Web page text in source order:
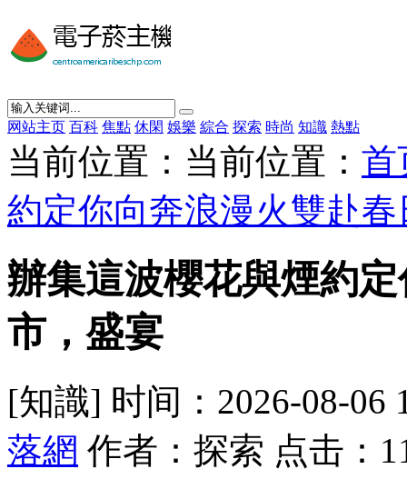
网站主页 百科 焦點 休閑 娛樂 綜合 探索 時尚 知識 熱點
当前位置：当前位置： 首
約定你向奔浪漫火雙赴
辦集這波櫻花與煙約
市，盛宴
[知識] 时间：2026-08-06
落網 作者：探索 点击：